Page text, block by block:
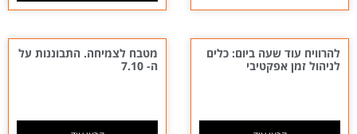
להרוויח עוד שעה ביום: כלים
לניהול זמן אפקטיבי
מטבח לצמיחה. התבוננות על
ה- 7.10